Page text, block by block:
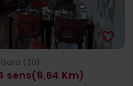
sens(8,64 Km)
favorite_border
Gard (30)